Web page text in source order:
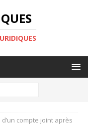
d’un compte joint après